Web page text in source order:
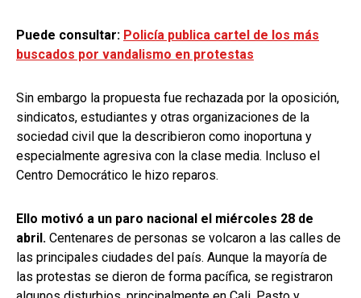
Puede consultar: Policía publica cartel de los más
buscados por vandalismo en protestas
Sin embargo la propuesta fue rechazada por la oposición,
sindicatos, estudiantes y otras organizaciones de la
sociedad civil que la describieron como inoportuna y
especialmente agresiva con la clase media. Incluso el
Centro Democrático le hizo reparos.
Ello motivó a un paro nacional el miércoles 28 de
abril. Centenares de personas se volcaron a las calles de
las principales ciudades del país. Aunque la mayoría de
las protestas se dieron de forma pacífica, se registraron